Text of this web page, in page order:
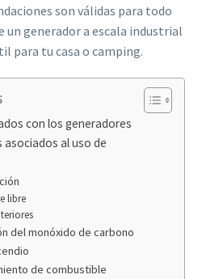
son válidas para todo
un generador a escala industrial
para tu casa o camping.
con los generadores
asociados al uso de
libre
del monóxido de carbono
de combustible